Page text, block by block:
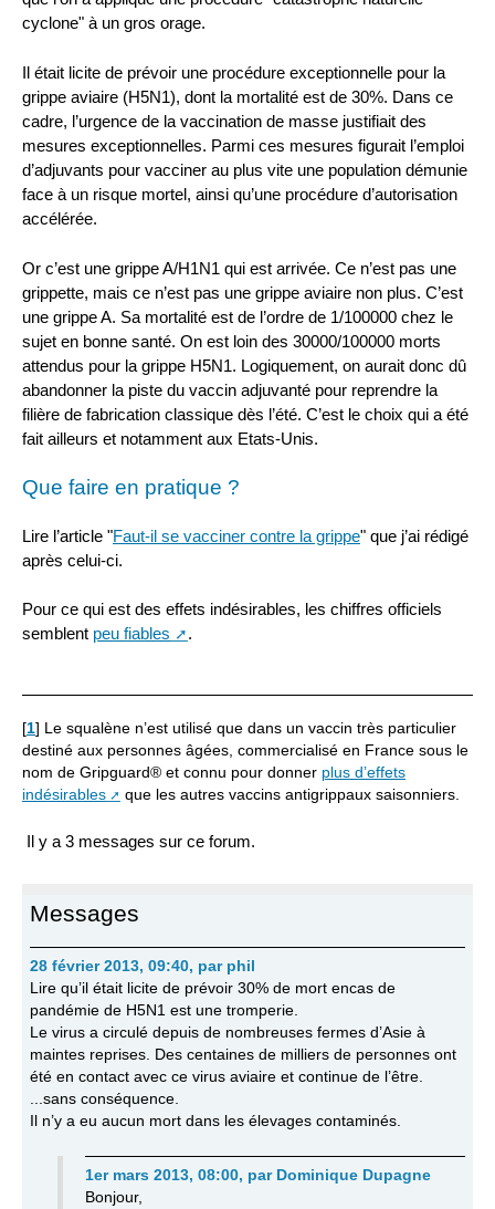
cyclone" à un gros orage.
Il était licite de prévoir une procédure exceptionnelle pour la
grippe aviaire (H5N1), dont la mortalité est de 30%. Dans ce
cadre, l’urgence de la vaccination de masse justifiait des
mesures exceptionnelles. Parmi ces mesures figurait l’emploi
d’adjuvants pour vacciner au plus vite une population démunie
face à un risque mortel, ainsi qu’une procédure d’autorisation
accélérée.
Or c’est une grippe A/H1N1 qui est arrivée. Ce n’est pas une
grippette, mais ce n’est pas une grippe aviaire non plus. C’est
une grippe A. Sa mortalité est de l’ordre de 1/100000 chez le
sujet en bonne santé. On est loin des 30000/100000 morts
attendus pour la grippe H5N1. Logiquement, on aurait donc dû
abandonner la piste du vaccin adjuvanté pour reprendre la
filière de fabrication classique dès l’été. C’est le choix qui a été
fait ailleurs et notamment aux Etats-Unis.
Que faire en pratique ?
Lire l’article "Faut-il se vacciner contre la grippe" que j’ai rédigé
après celui-ci.
Pour ce qui est des effets indésirables, les chiffres officiels
semblent peu fiables .
[1] Le squalène n’est utilisé que dans un vaccin très particulier
destiné aux personnes âgées, commercialisé en France sous le
nom de Gripguard® et connu pour donner plus d’effets
indésirables
que les autres vaccins antigrippaux saisonniers.
Il y a 3 messages sur ce forum.
Messages
28 février 2013, 09:40, par phil
Lire qu’il était licite de prévoir 30% de mort encas de
pandémie de H5N1 est une tromperie.
Le virus a circulé depuis de nombreuses fermes d’Asie à
maintes reprises. Des centaines de milliers de personnes ont
été en contact avec ce virus aviaire et continue de l’être.
...sans conséquence.
Il n’y a eu aucun mort dans les élevages contaminés.
1er mars 2013, 08:00, par Dominique Dupagne
Bonjour,